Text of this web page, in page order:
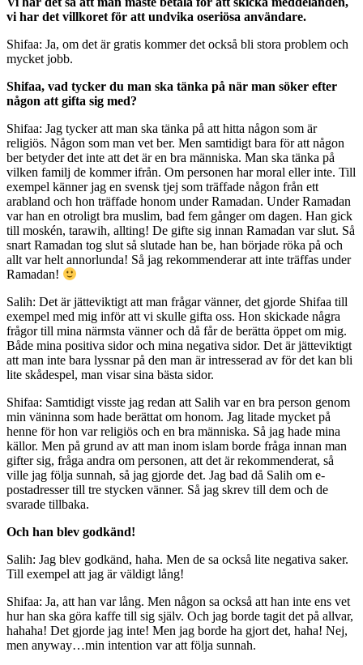
vi har det villkoret för att undvika oseriösa användare.
Shifaa: Ja, om det är gratis kommer det också bli stora problem och
mycket jobb.
Shifaa, vad tycker du man ska tänka på när man söker efter
någon att gifta sig med?
Shifaa: Jag tycker att man ska tänka på att hitta någon som är
religiös. Någon som man vet ber. Men samtidigt bara för att någon
ber betyder det inte att det är en bra människa. Man ska tänka på
vilken familj de kommer ifrån. Om personen har moral eller inte. Till
exempel känner jag en svensk tjej som träffade någon från ett
arabland och hon träffade honom under Ramadan. Under Ramadan
var han en otroligt bra muslim, bad fem gånger om dagen. Han gick
till moskén, tarawih, allting! De gifte sig innan Ramadan var slut. Så
snart Ramadan tog slut så slutade han be, han började röka på och
allt var helt annorlunda! Så jag rekommenderar att inte träffas under
Ramadan!
Salih: Det är jätteviktigt att man frågar vänner, det gjorde Shifaa till
exempel med mig inför att vi skulle gifta oss. Hon skickade några
frågor till mina närmsta vänner och då får de berätta öppet om mig.
Både mina positiva sidor och mina negativa sidor. Det är jätteviktigt
att man inte bara lyssnar på den man är intresserad av för det kan bli
lite skådespel, man visar sina bästa sidor.
Shifaa: Samtidigt visste jag redan att Salih var en bra person genom
min väninna som hade berättat om honom. Jag litade mycket på
henne för hon var religiös och en bra människa. Så jag hade mina
källor. Men på grund av att man inom islam borde fråga innan man
gifter sig, fråga andra om personen, att det är rekommenderat, så
ville jag följa sunnah, så jag gjorde det. Jag bad då Salih om e-
postadresser till tre stycken vänner. Så jag skrev till dem och de
svarade tillbaka.
Och han blev godkänd!
Salih: Jag blev godkänd, haha. Men de sa också lite negativa saker.
Till exempel att jag är väldigt lång!
Shifaa: Ja, att han var lång. Men någon sa också att han inte ens vet
hur han ska göra kaffe till sig själv. Och jag borde tagit det på allvar,
hahaha! Det gjorde jag inte! Men jag borde ha gjort det, haha! Nej,
men anyway…min intention var att följa sunnah.